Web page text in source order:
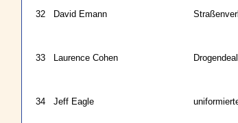
32 David Emann
33 Laurence Cohen
34 Jeff Eagle